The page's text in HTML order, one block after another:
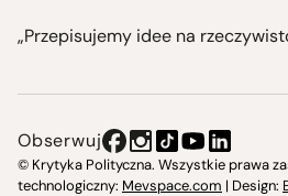
„Przepisujemy idee na
Instytut Krytyki Politycznej
Obserwuj
© Krytyka Polityczna. Wszystkie prawa
technologiczny: Mevspace.com | Design: